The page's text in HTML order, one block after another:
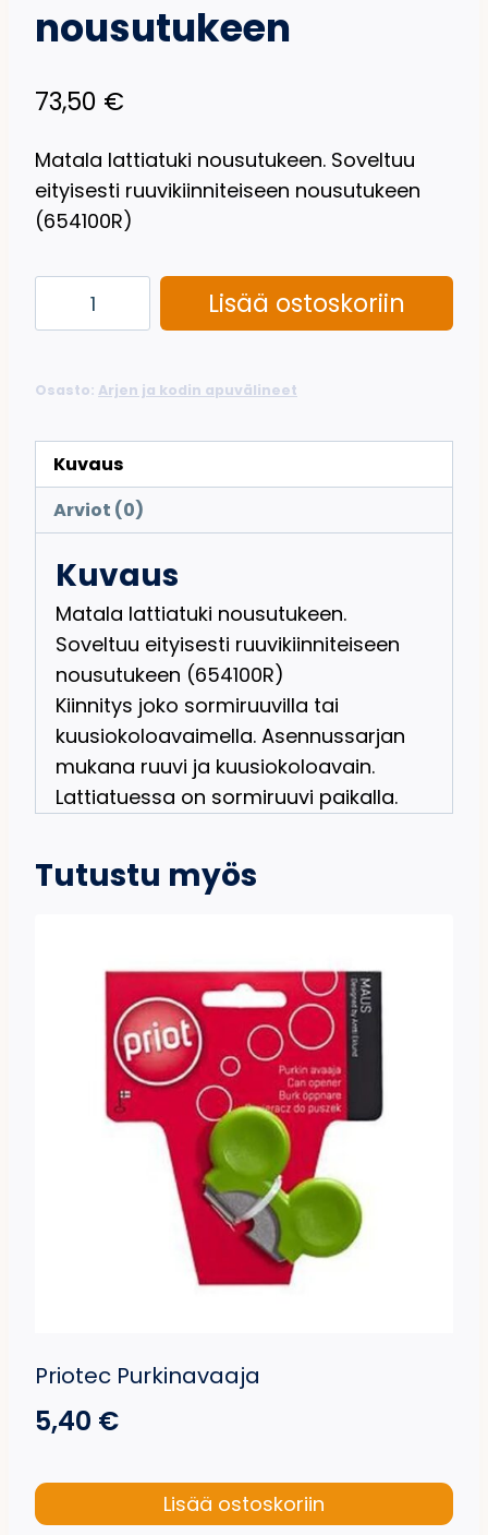
nousutukeen
73,50 €
Matala lattiatuki nousutukeen. Soveltuu
eityisesti ruuvikiinniteiseen nousutukeen
(654100R)
Lattiatuki
ruuvikiinnitteiseen
määrä
Lisää ostoskoriin
Osasto: Arjen ja kodin apuvälineet
Kuvaus
Arviot (0)
Kuvaus
Matala lattiatuki nousutukeen.
Soveltuu eityisesti ruuvikiinniteiseen
nousutukeen (654100R)
Kiinnitys joko sormiruuvilla tai
kuusiokoloavaimella. Asennussarjan
mukana ruuvi ja kuusiokoloavain.
Lattiatuessa on sormiruuvi paikalla.
Tutustu myös
Priotec Purkinavaaja
5,40 €
Lisää ostoskoriin